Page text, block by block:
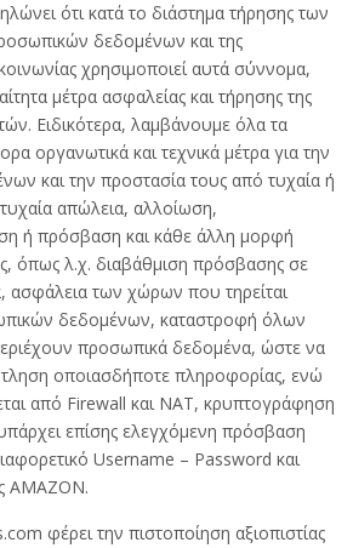
ότι κατά το διάστημα τήρησης των
δεδομένων και της
χρησιμοποιεί αυτά σύννομα,
μέτρα ασφαλείας και τήρησης της
Ειδικότερα, λαμβάνουμε όλα τα
οργανωτικά και τεχνικά μέτρα για την
και την προστασία τους από τυχαία ή
απώλεια, αλλοίωση,
ή πρόσβαση και κάθε άλλη μορφή
όπως λ.χ. διαβάθμιση πρόσβασης σε
των χώρων που τηρείται
δεδομένων, καταστροφή όλων
προσωπικά δεδομένα, ώστε να
οποιασδήποτε πληροφορίας, ενώ
από Firewall και NAT, κρυπτογράφηση
επίσης ελεγχόμενη πρόσβαση
Username – Password και
AMAZON.
φέρει την πιστοποίηση αξιοπιστίας